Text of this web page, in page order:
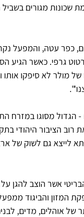
מגורים בשביל
כפר עטה, והמפעל
גרפי. כאשר הגיע
מולר לא סיפקו
מסוגו במזרח
הציבור היהודי
היו חאקי וכחול. בשנת 1936 התחילה אתא
אשר הוצב להגן
המזון והביגוד
אוהלים, מדים,